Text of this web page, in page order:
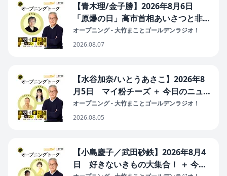
【青木理/金子勝】2026年8月6日
「原爆の日」高市首相あいさつと非核
三原則 ＋ 今日のニュース（友情？
アジア通貨危機警戒？日米の円買い協
オープニング - 大竹まことゴールデンラジオ！
2026.08.07
【水谷加奈/いとうあさこ】2026年8
月5日 マイ粉チーズ ＋ 今日のニュ
ース（熊本地震 避難所生活 車中泊 熱
中症搬送 断水4万戸超／猛暑の影響？
オープニング - 大竹まことゴールデンラジオ！
2026.08.05
【小島慶子／武田砂鉄】2026年8月4
日 好きないきもの大集合！ ＋ 今日